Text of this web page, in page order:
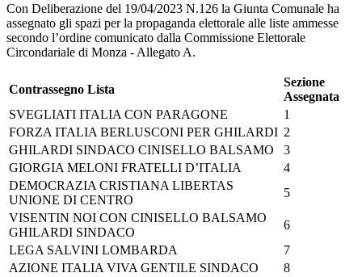
Con Deliberazione del 19/04/2023 N.126 la Giunta Comunale ha
assegnato gli spazi per la propaganda elettorale alle liste ammesse
secondo l’ordine comunicato dalla Commissione Elettorale
Circondariale di Monza - Allegato A.
Contrassegno Lista
Sezione
Assegnata
SVEGLIATI ITALIA CON PARAGONE
1
FORZA ITALIA BERLUSCONI PER GHILARDI 2
GHILARDI SINDACO CINISELLO BALSAMO
3
GIORGIA MELONI FRATELLI D’ITALIA
4
DEMOCRAZIA CRISTIANA LIBERTAS
UNIONE DI CENTRO
5
VISENTIN NOI CON CINISELLO BALSAMO
GHILARDI SINDACO
6
LEGA SALVINI LOMBARDA
7
AZIONE ITALIA VIVA GENTILE SINDACO
8